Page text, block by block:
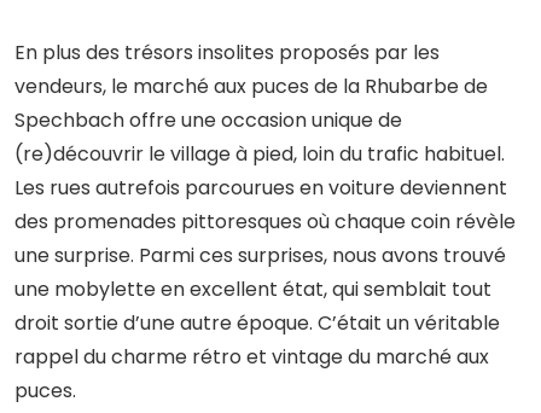
En plus des trésors insolites proposés par les
vendeurs, le marché aux puces de la Rhubarbe de
Spechbach offre une occasion unique de
(re)découvrir le village à pied, loin du trafic habituel.
Les rues autrefois parcourues en voiture deviennent
des promenades pittoresques où chaque coin révèle
une surprise. Parmi ces surprises, nous avons trouvé
une mobylette en excellent état, qui semblait tout
droit sortie d’une autre époque. C’était un véritable
rappel du charme rétro et vintage du marché aux
puces.